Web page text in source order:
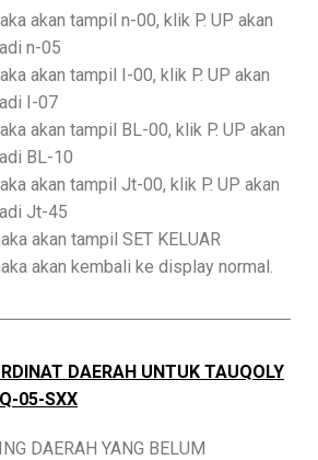
akan tampil n-00, klik P. UP akan
n-05
akan tampil I-00, klik P. UP akan
I-07
akan tampil BL-00, klik P. UP akan
BL-10
akan tampil Jt-00, klik P. UP akan
Jt-45
akan tampil SET KELUAR
akan kembali ke display normal.
DAERAH UNTUK TAUQOLY
05-SXX
DAERAH YANG BELUM